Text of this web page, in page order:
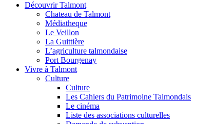
Découvrir Talmont
Chateau de Talmont
Médiatheque
Le Veillon
La Guittière
L’agriculture talmondaise
Port Bourgenay
Vivre à Talmont
Culture
Culture
Les Cahiers du Patrimoine Talmondais
Le cinéma
Liste des associations culturelles